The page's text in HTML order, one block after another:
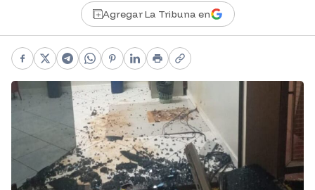
Agregar La Tribuna en
Facebook
X Telegram
WhatsApp
Pinterest
LinkedIn
PrintCopy link